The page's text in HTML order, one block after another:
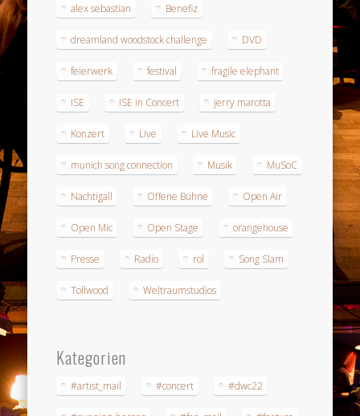
alex sebastian Benefiz
dreamland woodstock challenge DVD
feierwerk festival fragile elephant
ISE ISE in Concert jerry marotta
Konzert Live Live Music
munich song connection Musik MuSoC
Nachtigall Offene Bühne Open Air
Open Mic Open Stage orangehouse
Presse Radio rol Song Slam
Tollwood Weltraumstudios
Kategorien
#artist_mail #concert #dwc22